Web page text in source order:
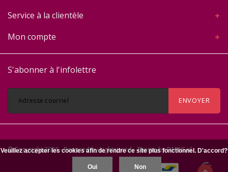
Service à la clientèle
Mon compte
S'abonner à l'infolettre
ENVOYER
© Copyright 2026 - Powered byLightspeed- Theme byDMWS.nl
Veuillez accepter les cookies afin de rendre ce site plus fonctionnel. D'accord?
Oui Non